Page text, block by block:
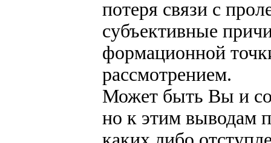
потеря связи с
субъективные
формационной
рассмотрением.
Может быть Вы и
но к этим выводам